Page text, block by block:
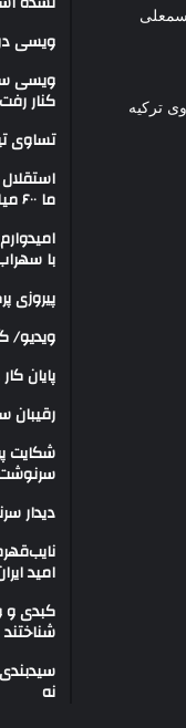
ترکیه
ویسی
کنار
تساوی
ما ۶۰۰ میلیون بود
با
پیروزی
ویدیو/
پایان
شکایت
سرنوشت
دیدار
امید
کبدی و
شناختند
نه